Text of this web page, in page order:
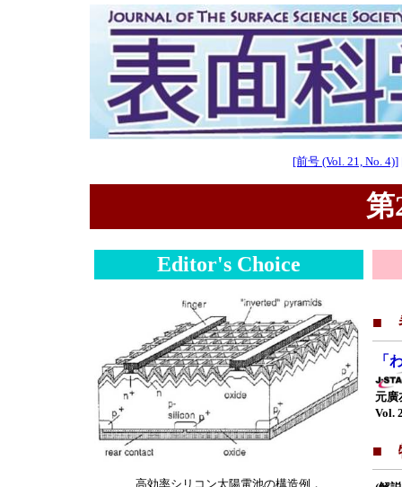
[前号 (Vol. 21, No. 4)]
第
Editor's Choice
高効率シリコン太陽電池の構造例．
■
「
元廣
Vol.
■